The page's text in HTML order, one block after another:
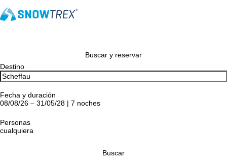
Buscar y reservar
Destino
Fecha y duración
08/08/26 – 31/05/28 | 7 noches
Personas
cualquiera
Buscar